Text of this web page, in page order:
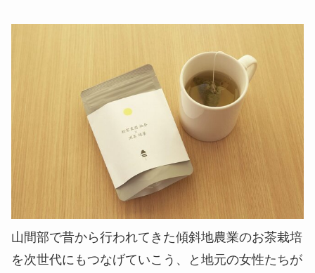
山間部で昔から行われてきた傾斜地農業のお茶栽培
を次世代にもつなげていこう、と地元の女性たちが